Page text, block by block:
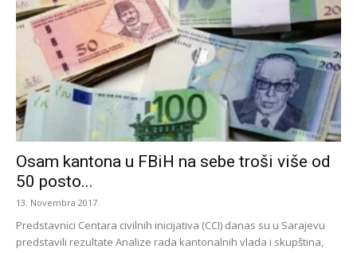
Osam kantona u FBiH na sebe troši više od
50 posto...
13. Novembra 2017.
Predstavnici Centara civilnih inicijativa (CCI) danas su u Sarajevu
predstavili rezultate Analize rada kantonalnih vlada i skupština,